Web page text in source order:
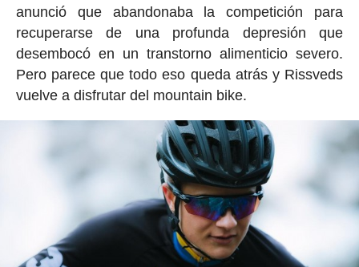
anunció que abandonaba la competición para
recuperarse de una profunda depresión que
desembocó en un transtorno alimenticio severo.
Pero parece que todo eso queda atrás y Rissveds
vuelve a disfrutar del mountain bike.